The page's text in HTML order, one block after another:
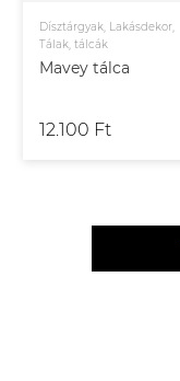
Mavey tálca
Dísztárgyak, Lakásdekor,
Tálak, tálcák
12.100 Ft